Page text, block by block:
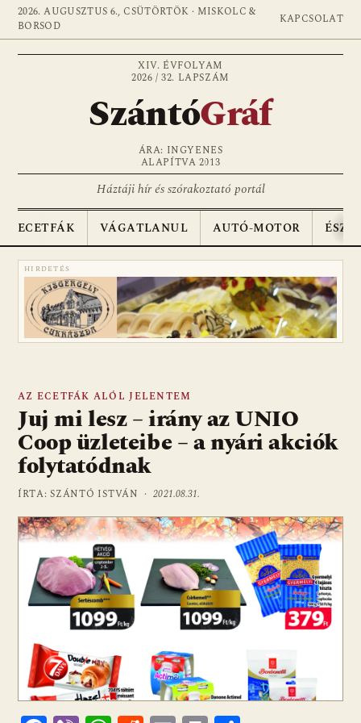
2026. AUGUSZTUS 6., CSÜTÖRTÖK · MISKOLC &
BORSOD
KAPCSOLAT
XIV. ÉVFOLYAM
2026 / 32. LAPSZÁM
SzántóGráf
ÁRA: INGYENES
ALAPÍTVA 2013
Háztáji hír és szórakoztató portál
ECETFÁK VÁGATLANUL AUTÓ-MOTOR
HIRDETÉS
AZ ECETFÁK ALÓL JELENTEM
Juj mi lesz – irány az UNIO
Coop üzleteibe – a nyári akciók
folytatódnak
ÍRTA: SZÁNTÓ ISTVÁN ·2021.08.31.